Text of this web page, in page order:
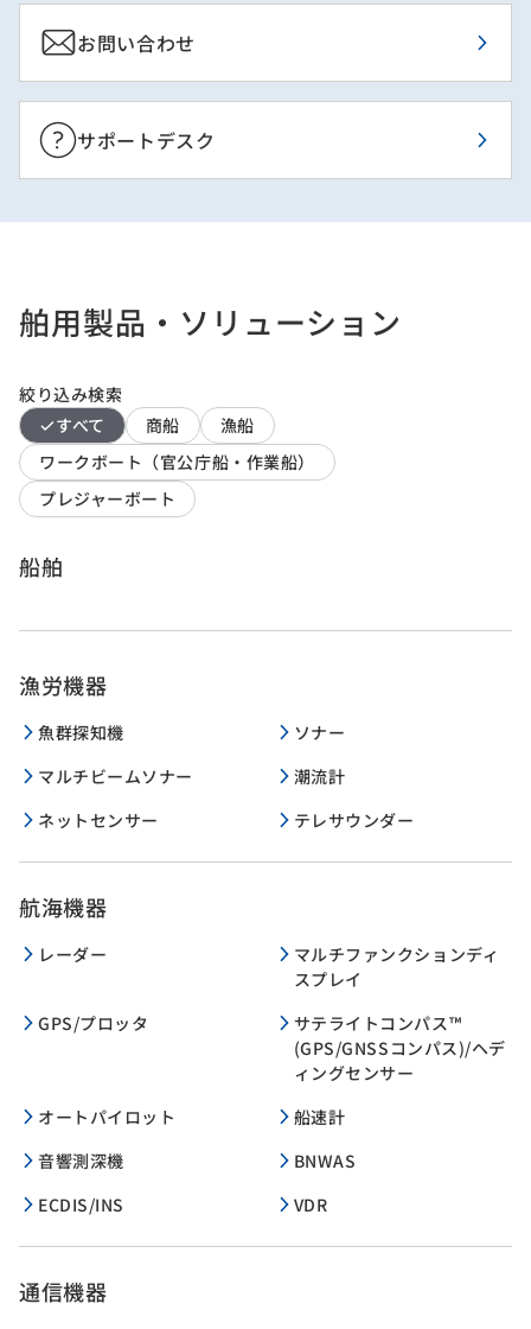
お問い合わせ
サポートデスク
舶用製品・ソリューション
絞り込み検索
すべて
商船
漁船
ワークボート（官公庁船・作業船）
プレジャーボート
船舶
漁労機器
魚群探知機
ソナー
マルチビームソナー
潮流計
ネットセンサー
テレサウンダー
航海機器
レーダー
マルチファンクションディ
スプレイ
GPS/プロッタ
サテライトコンパス™
(GPS/GNSSコンパス)/ヘデ
ィングセンサー
オートパイロット
船速計
音響測深機
BNWAS
ECDIS/INS
VDR
通信機器